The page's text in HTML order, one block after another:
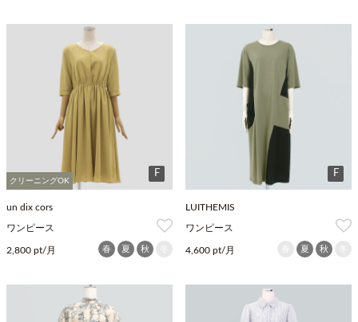
クリーニングOK
F
un dix cors
ワンピース
2,800 pt/月 春 夏 秋
F
LUITHEMIS
ワンピース
4,600 pt/月 夏 秋